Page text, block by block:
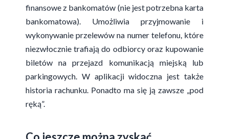
finansowe z bankomatów (nie jest potrzebna karta
bankomatowa). Umożliwia przyjmowanie i
wykonywanie przelewów na numer telefonu, które
niezwłocznie trafiają do odbiorcy oraz kupowanie
biletów na przejazd komunikacją miejską lub
parkingowych. W aplikacji widoczna jest także
historia rachunku. Ponadto ma się ją zawsze „pod
ręką”.